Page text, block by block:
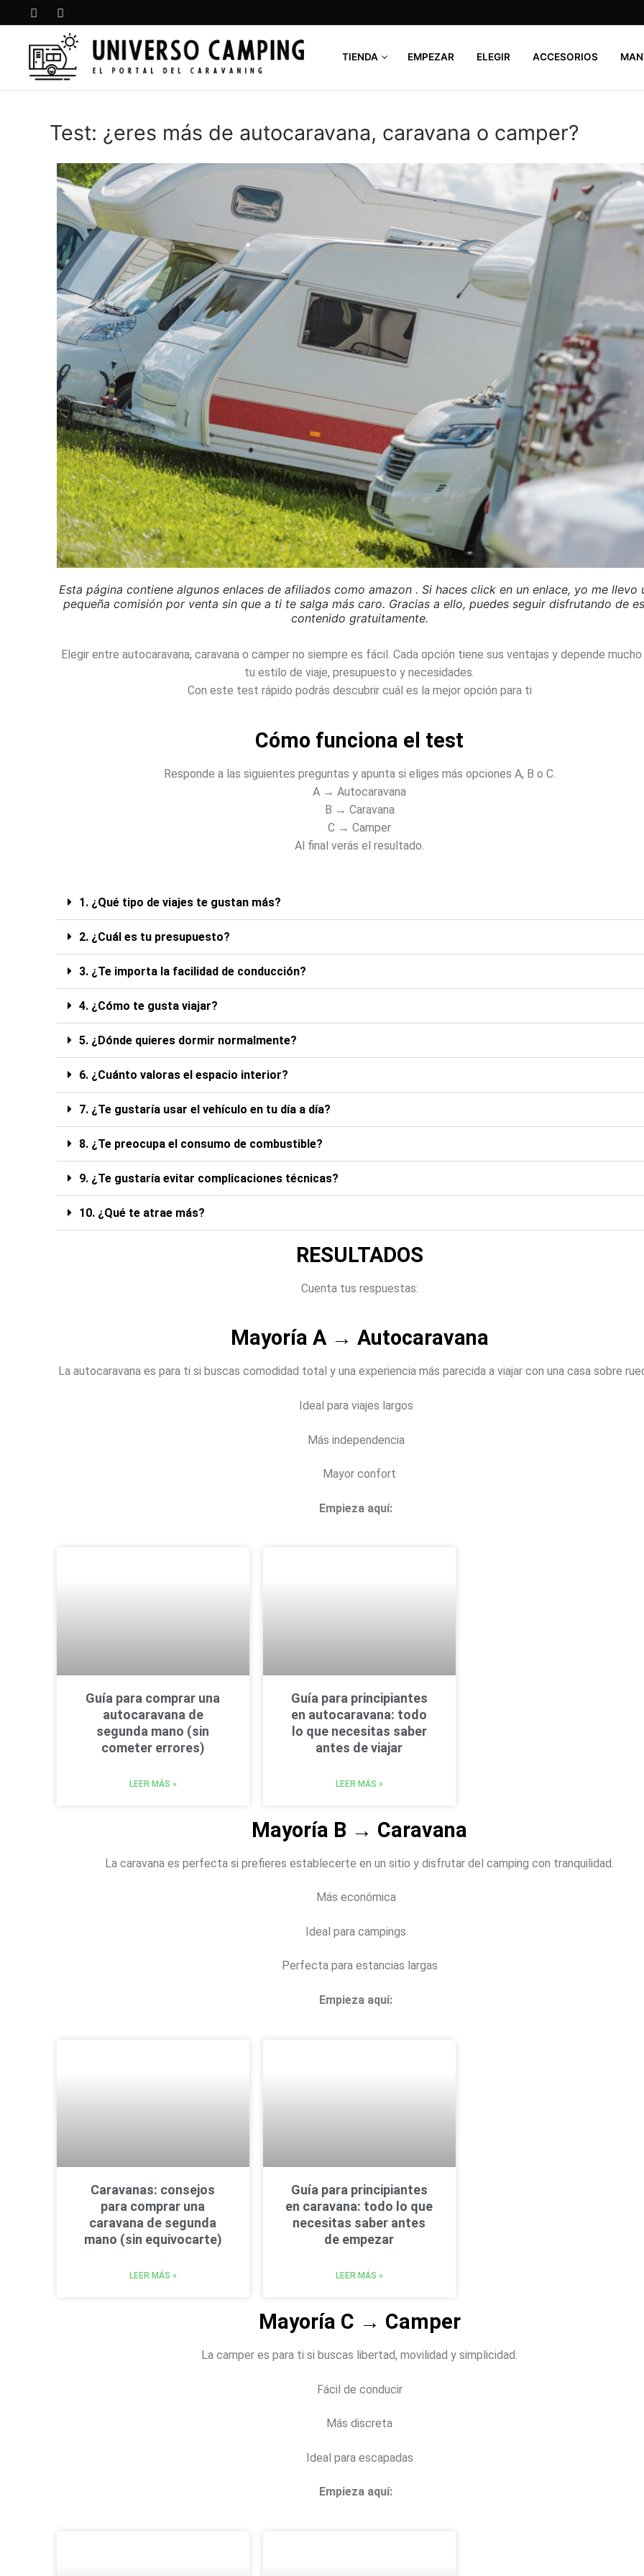
TIENDA EMPEZAR ELEGIR ACCESORIOS
Test: ¿eres más de autocaravana, caravana o camper?
Esta página contiene algunos enlaces de afiliados como amazon . Si haces click en un enlace, yo me llevo
pequeña comisión por venta sin que a ti te salga más caro. Gracias a ello, puedes seguir disfrutando de
contenido gratuitamente.
Elegir entre autocaravana, caravana o camper no siempre es fácil. Cada opción tiene sus ventajas y depende
tu estilo de viaje, presupuesto y necesidades.
Con este test rápido podrás descubrir cuál es la mejor opción para ti
Cómo funciona el test
Responde a las siguientes preguntas y apunta si eliges más opciones A, B o C.
A → Autocaravana
B → Caravana
C → Camper
Al final verás el resultado.
1. ¿Qué tipo de viajes te gustan más?
2. ¿Cuál es tu presupuesto?
3. ¿Te importa la facilidad de conducción?
4. ¿Cómo te gusta viajar?
5. ¿Dónde quieres dormir normalmente?
6. ¿Cuánto valoras el espacio interior?
7. ¿Te gustaría usar el vehículo en tu día a día?
8. ¿Te preocupa el consumo de combustible?
9. ¿Te gustaría evitar complicaciones técnicas?
10. ¿Qué te atrae más?
RESULTADOS
Cuenta tus respuestas:
Mayoría A → Autocaravana
La autocaravana es para ti si buscas comodidad total y una experiencia más parecida a viajar con una casa sobre
Ideal para viajes largos
Más independencia
Mayor confort
Empieza aquí:
Guía para comprar una
autocaravana de
segunda mano (sin
cometer errores)
LEER MÁS »
Guía para principiantes
en autocaravana: todo
lo que necesitas saber
antes de viajar
LEER MÁS »
Mayoría B → Caravana
La caravana es perfecta si prefieres establecerte en un sitio y disfrutar del camping con tranquilidad.
Más económica
Ideal para campings
Perfecta para estancias largas
Empieza aquí:
Caravanas: consejos
para comprar una
caravana de segunda
mano (sin equivocarte)
LEER MÁS »
Guía para principiantes
en caravana: todo lo que
necesitas saber antes
de empezar
LEER MÁS »
Mayoría C → Camper
La camper es para ti si buscas libertad, movilidad y simplicidad.
Fácil de conducir
Más discreta
Ideal para escapadas
Empieza aquí: